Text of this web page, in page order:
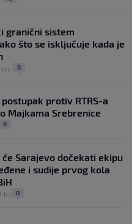
granični sistem
što se isključuje kada je
0
protiv RTRS-a
Majkama Srebrenice
0
će Sarajevo dočekati ekipu
i sudije prvog kola
h 0